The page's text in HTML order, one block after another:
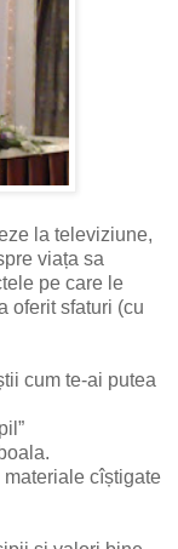
la televiziune,
viața sa
pe care le
oferit sfaturi (cu
cum te-ai putea
cîștigate